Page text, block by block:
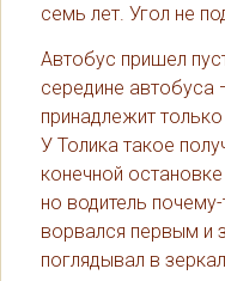
семь лет. Угол не
Автобус пришел
середине автобуса
принадлежит
У Толика такое
конечной
но водитель
ворвался первым и
поглядывал в